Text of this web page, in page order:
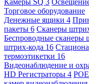
Торговое оборудование
Денежные ящики 4
пакеты 6 Сканеры
Беспроводные сканеры
штрих-кода 16
термоэтикетки 16
Видеонаблюдение и
HD Регистраторы 4 POE